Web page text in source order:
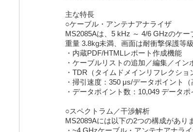
主な特長
○ケーブル・アンテナアナライザ
MS2085Aは、 5 kHz ～ 4/6 GHzのケー
重量 3.8kg未満、画面は耐衝撃保護等級
・内蔵PDF/HTMLレポート作成機能
・ケーブルリストの追加／編集／イ
・ TDR （タイムドメインリフレクショ
・掃引速度： 350 μs/データポイント（
・データポイント数： 10,049 データポ
○スペクトラム／干渉解析
MS2089Aには以下の2つの構成があり